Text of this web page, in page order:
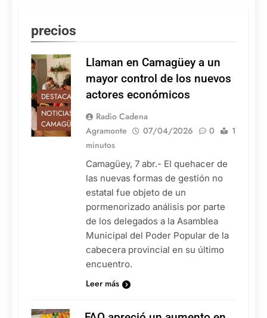
precios
DESTACADAS
NOTICIAS DE
CAMAGÜEY
Llaman en Camagüey a un
mayor control de los nuevos
actores económicos
Radio Cadena
Agramonte
07/04/2026 0
1
minutos
Camagüey, 7 abr.- El quehacer de
las nuevas formas de gestión no
estatal fue objeto de un
pormenorizado análisis por parte
de los delegados a la Asamblea
Municipal del Poder Popular de la
cabecera provincial en su último
encuentro.
Leer más